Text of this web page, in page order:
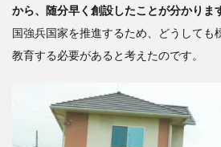
から、随分早く創設したことが分かりま
国強兵国家を推進するため、どうしても
教育する必要があると考えたのです。